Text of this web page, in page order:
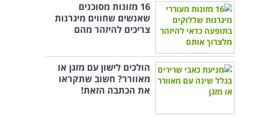
16 מזונות מסוכנים
שאנשים שחווים מיגרנות
צריכים להיזהר מהם
הולכים לישון עם מזגן או
מאוורר? חשוב שתקראו
את הכתבה הזאת!